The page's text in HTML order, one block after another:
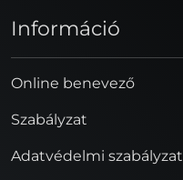
Információ
Online benevező
Szabályzat
Adatvédelmi szabályzat